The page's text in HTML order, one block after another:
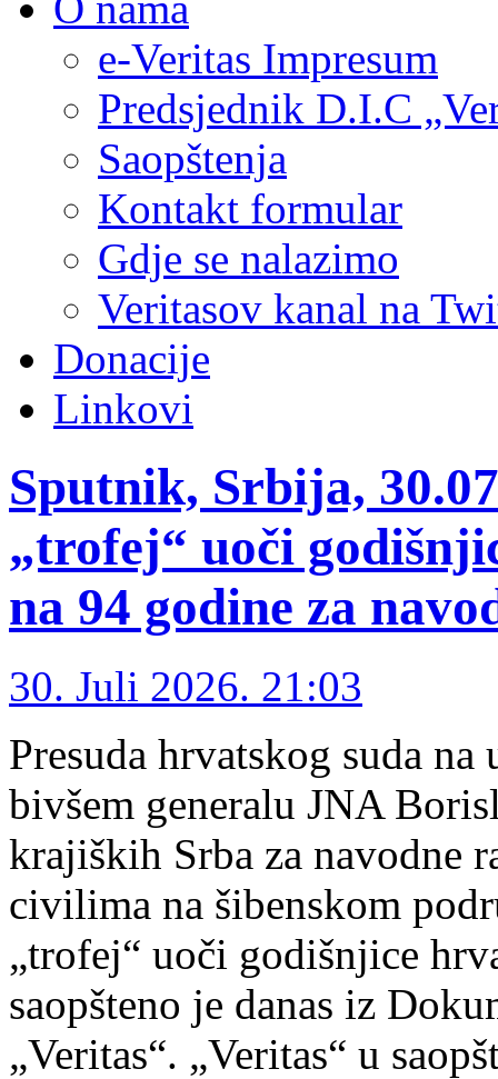
e-Veritas Impresum
Predsjednik D.I.C
Saopštenja
Kontakt formular
Gdje se nalazimo
Veritasov kanal na
Donacije
Linkovi
Sputnik, Srbija,
„trofej“ uoči
na 94 godine za
30. Juli 2026. 21:03
Presuda hrvatskog suda
bivšem generalu JNA
krajiških Srba za navodne
civilima na šibenskom
„trofej“ uoči godišnjice
saopšteno je danas iz
„Veritas“. „Veritas“ u